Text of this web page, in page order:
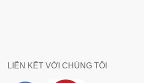
LIÊN KẾT VỚI CHÚNG TÔI